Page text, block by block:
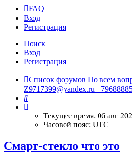
FAQ
Вход
Регистрация
Поиск
Вход
Регистрация
Список форумов По всем
Z9717399@yandex.ru
Поиск
Текущее время: 06 авг
Часовой пояс: UTC
Смарт-стекло что это